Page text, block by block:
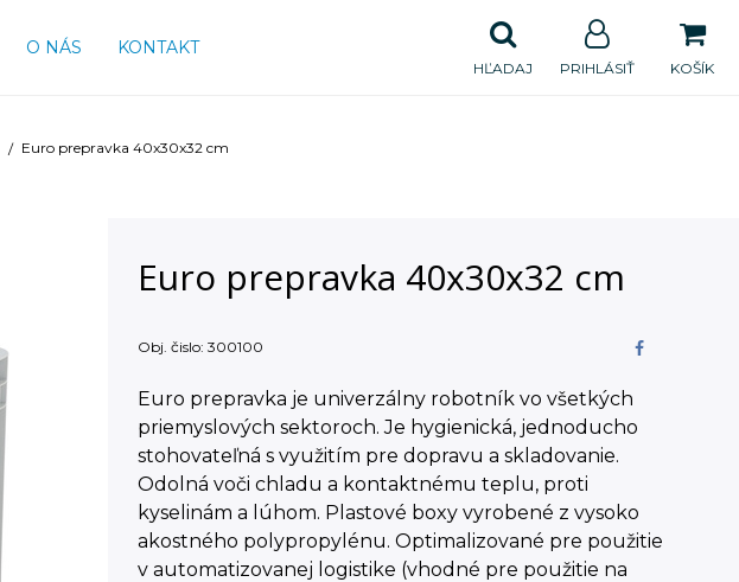
O NÁS KONTAKT
KOŠÍK
PRIHLÁSIŤ
HĽADAJ
Euro prepravka 40x30x32 cm
Euro prepravka 40x30x32 cm
Obj. čislo: 300100
Euro prepravka je univerzálny robotník vo všetkých
priemyslových sektoroch. Je hygienická, jednoducho
stohovateľná s využitím pre dopravu a skladovanie.
Odolná voči chladu a kontaktnému teplu, proti
kyselinám a lúhom. Plastové boxy vyrobené z vysoko
akostného polypropylénu. Optimalizované pre použitie
v automatizovanej logistike (vhodné pre použitie na